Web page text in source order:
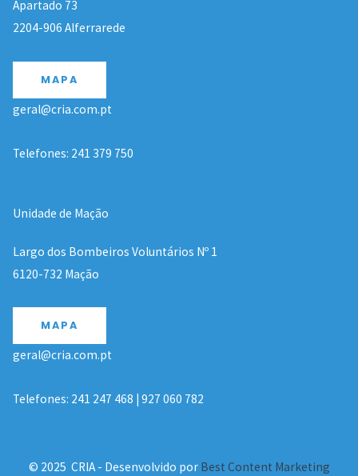
Apartado 73
2204-906 Alferrarede
MAPA
geral@cria.com.pt
Telefones: 241 379 750
Unidade de Mação
Largo dos Bombeiros Voluntários Nº 1
6120-732 Mação
MAPA
geral@cria.com.pt
Telefones: 241 247 468 | 927 060 782
© 2025 CRIA - Desenvolvido por Best Content Marketing